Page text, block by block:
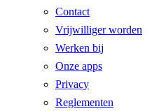
Contact
Vrijwilliger worden
Werken bij
Onze apps
Privacy
Reglementen